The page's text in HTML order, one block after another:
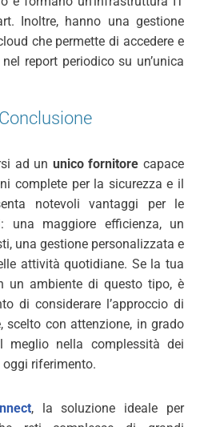
Inoltre, hanno una gestione
che permette di accedere e
report periodico su un’unica
Conclusione
ad un unico fornitore capace
complete per la sicurezza e il
notevoli vantaggi per le
una maggiore efficienza, un
una gestione personalizzata e
attività quotidiane. Se la tua
un ambiente di questo tipo, è
di considerare l’approccio di
scelto con attenzione, in grado
meglio nella complessità dei
riferimento.
, la soluzione ideale per